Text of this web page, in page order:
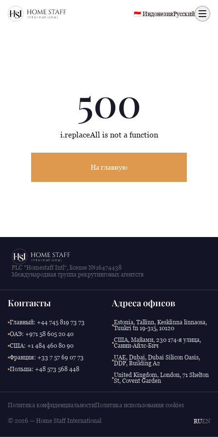
500 page
🇮🇩 ИндонезияРусский
500
i.replaceAll is not a function
На главную
PLC "Homestaff Intl", license №16474438
Международная группа рекрутинговых агентств
Контакты
Главный: +44 745 819 73 73
ОАЭ: +971 58 605 20 40
США: +1 484 460 80 90
Франция: +33 7 57 69 07 73
Польша: +48 573 568 448
Адреса офисов
Estonia, Tallinn, Kesklinna linnaosa,
Tuukri tn 19-315, 10120
США, Майами, 230 174-я улица,
Санни-Айлс-Бич
UAE, Dubai, Dubai Silicon Oasis,
DDP, Building A2
United Kingdom, London, 71 Shelton
St, Covent Garden
Политика конфиденциальностиПолитика использования cookies
© 2026 — Home Staff International RUEN